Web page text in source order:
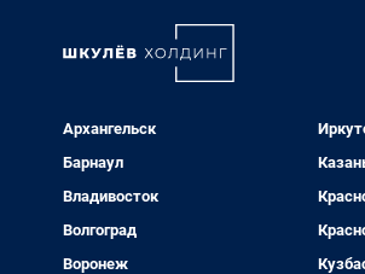
Архангельск
Барнаул
Владивосток
Волгоград
Воронеж